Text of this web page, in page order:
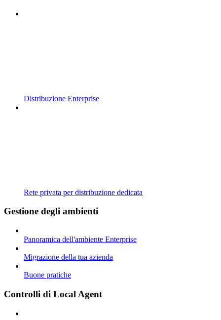
Distribuzione Enterprise
Rete privata per distribuzione dedicata
Gestione degli ambienti
Panoramica dell'ambiente Enterprise
Migrazione della tua azienda
Buone pratiche
Controlli di Local Agent